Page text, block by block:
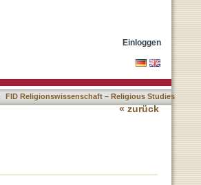
Einloggen
FID Religionswissenschaft – Religious Studies
« zurück